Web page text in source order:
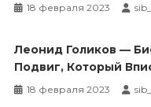
18 февраля 2023
Леонид Голиков —
Подвиг, Который
18 февраля 2023